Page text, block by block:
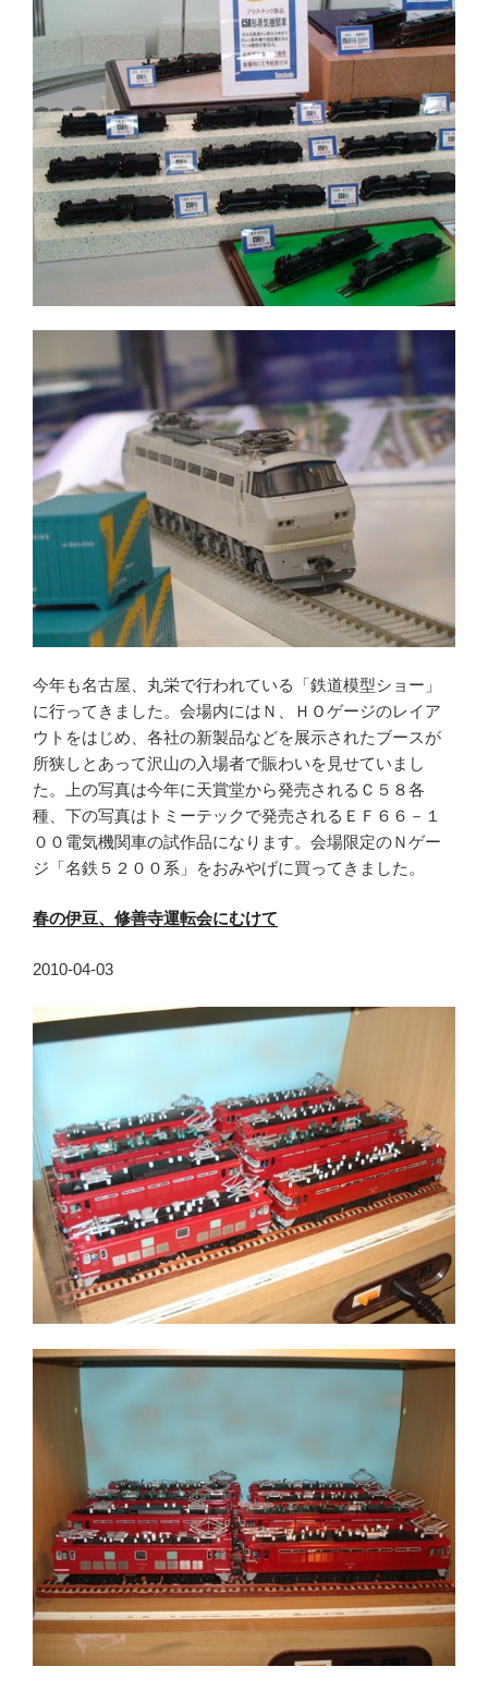
今年も名古屋、丸栄で行われている「鉄道模型ショー」
に行ってきました。会場内にはＮ、ＨＯゲージのレイア
ウトをはじめ、各社の新製品などを展示されたブースが
所狭しとあって沢山の入場者で賑わいを見せていまし
た。上の写真は今年に天賞堂から発売されるＣ５８各
種、下の写真はトミーテックで発売されるＥＦ６６－１
００電気機関車の試作品になります。会場限定のＮゲー
ジ「名鉄５２００系」をおみやげに買ってきました。
春の伊豆、修善寺運転会にむけて
2010-04-03